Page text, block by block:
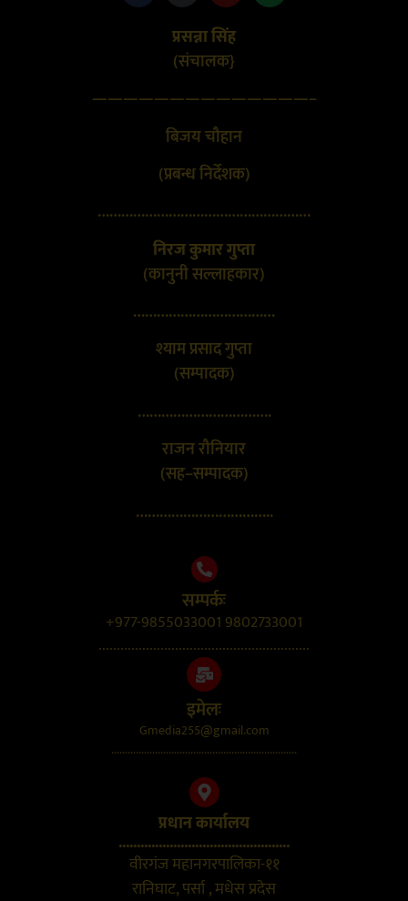
प्रसन्ना सिंह
(संचालक}
——————————————–
बिजय चौहान
(प्रबन्ध निर्देशक)
………………………………………………
निरज कुमार गुप्ता
(कानुनी सल्लाहकार)
………………………………
श्याम प्रसाद गुप्ता
(सम्पादक)
…………………………….
राजन रौनियार
(सह–सम्पादक)
……………………………..
सम्पर्कः
+977-9855033001 9802733001
..........................................................
इमेलः
Gmedia255@gmail.com
....................................................................
प्रधान कार्यालय
...............................................
वीरगंज महानगरपालिका-११
रानिघाट, पर्सा , मधेस प्रदेस